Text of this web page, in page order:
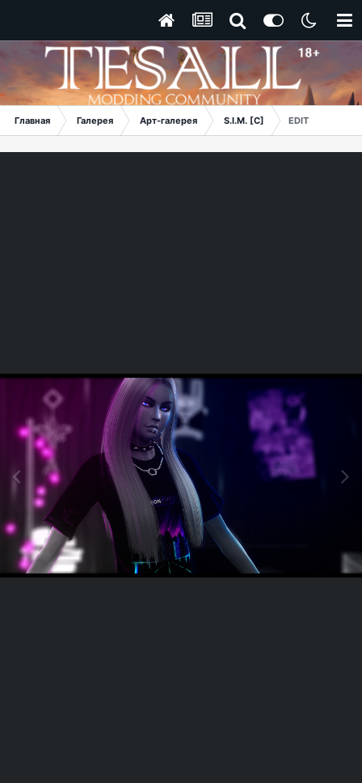
Главная Галерея Арт-галерея S.I.M. [C] EDIT